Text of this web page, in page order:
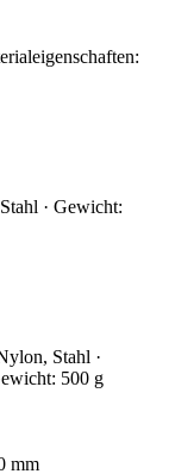
· Gewicht:
Stahl ·
500 g